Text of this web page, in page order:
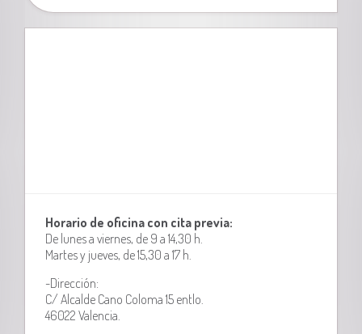
Horario de oficina con cita previa:
De lunes a viernes, de 9 a 14,30 h.
Martes y jueves, de 15,30 a 17 h.
-Dirección:
C/ Alcalde Cano Coloma 15 entlo.
46022 Valencia.